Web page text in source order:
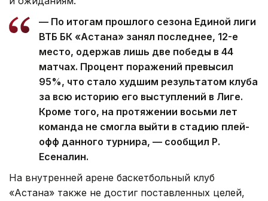
— По итогам прошлого сезона Единой лиги
ВТБ БК «Астана» занял последнее, 12-е
место, одержав лишь две победы в 44
матчах. Процент поражений превысил
95%, что стало худшим результатом клуба
за всю историю его выступлений в Лиге.
Кроме того, на протяжении восьми лет
команда не смогла выйти в стадию плей-
офф данного турнира, — сообщил Р.
Есеналин.
На внутренней арене баскетбольный клуб
«Астана» также не достиг поставленных целей,